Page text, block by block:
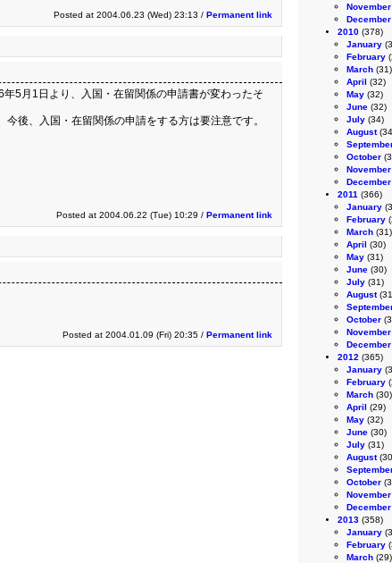
November
December
2010 (378)
January
February
March (31)
April (32)
May (32)
June (32)
July (34)
August
October
November
December
2011 (366)
January
February
March (31)
April (30)
May (31)
June (30)
July (31)
August
October
November
December
2012 (365)
January
February
March (30)
April (29)
May (32)
June (30)
July (31)
August
October
November
December
2013 (358)
January
February
March (29)
Posted at 2004.06.23 (Wed) 23:13 / Permanent link
5月1日より、入国・在留関係の申請書が変わったそ
後、入国・在留関係の申請をする方は要注意です。
Posted at 2004.06.22 (Tue) 10:29 / Permanent link
Posted at 2004.01.09 (Fri) 20:35 / Permanent link